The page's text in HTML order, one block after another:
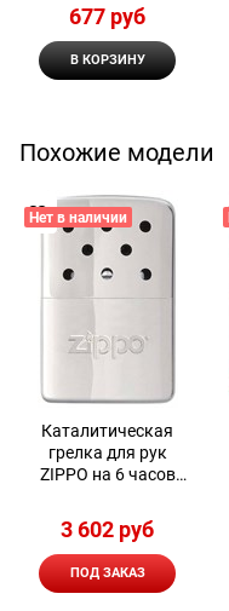
677 руб
В КОРЗИНУ
Похожие модели
Нет в наличии
Каталитическая
грелка для рук
ZIPPO на 6 часов
3 602 руб
ПОД ЗАКАЗ